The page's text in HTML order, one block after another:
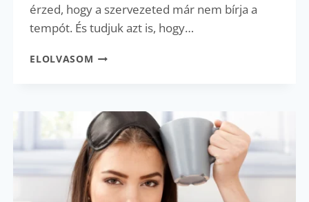
érzed, hogy a szervezeted már nem bírja a
tempót. És tudjuk azt is, hogy…
ELOLVASOM B-
STRESSZ:
MIRE
ÉRDEMES
FIGYELNI?